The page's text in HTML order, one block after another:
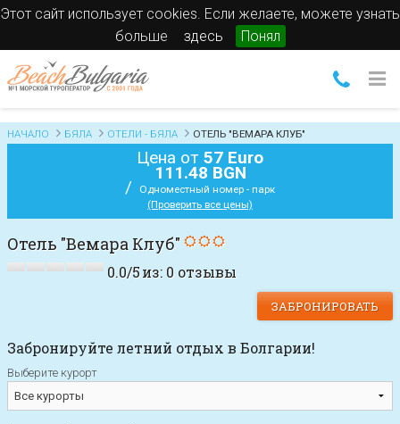
Этот сайт использует cookies. Если желаете, можете узнать
больше
здесь Понял
НАЧАЛО БЯЛА ОТЕЛИ - БЯЛА ОТЕЛЬ "ВЕМАРА КЛУБ"
Цена от 57 Euro
111.48 BGN
/
Одноместный номер - парк
(Проверить все цены)
Отель "Вемара Клуб"
0.0/5из:0 отзывы
ЗАБРОНИРОВАТЬ
Забронируйте летний отдых в Болгарии!
Выберите курорт